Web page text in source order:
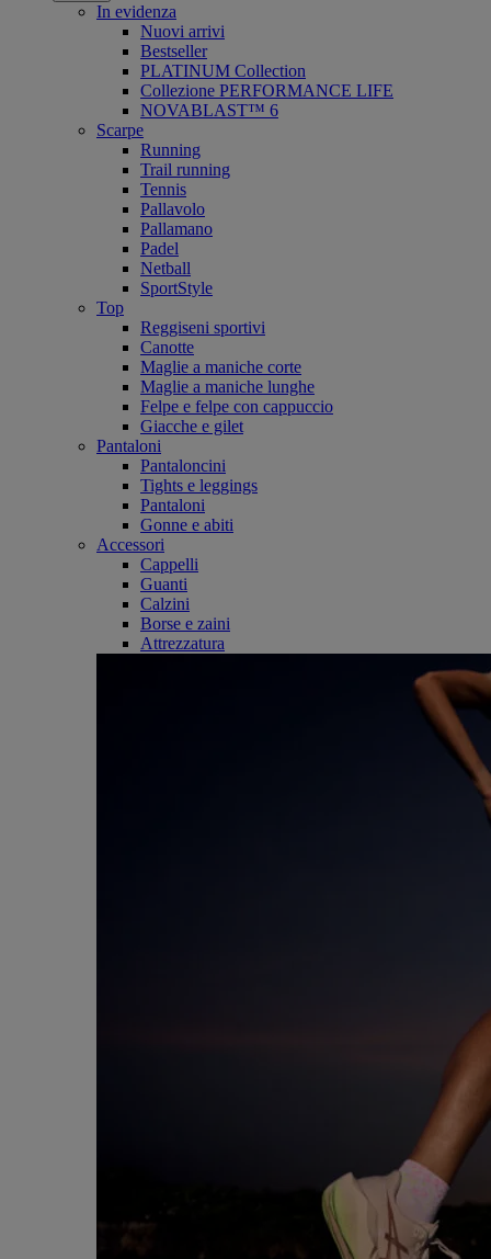
In evidenza
Nuovi arrivi
Bestseller
PLATINUM Collection
Collezione PERFORMANCE LIFE
NOVABLAST™ 6
Scarpe
Running
Trail running
Tennis
Pallavolo
Pallamano
Padel
Netball
SportStyle
Top
Reggiseni sportivi
Canotte
Maglie a maniche corte
Maglie a maniche lunghe
Felpe e felpe con cappuccio
Giacche e gilet
Pantaloni
Pantaloncini
Tights e leggings
Pantaloni
Gonne e abiti
Accessori
Cappelli
Guanti
Calzini
Borse e zaini
Attrezzatura